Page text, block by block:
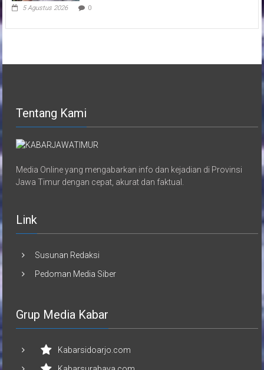
5 Agustus 2026 0
Tentang Kami
Media Online yang mengabarkan info dan kejadian di Provinsi
Jawa Timur dengan cepat, akurat dan faktual.
Link
Susunan Redaksi
Pedoman Media Siber
Grup Media Kabar
Kabarsidoarjo.com